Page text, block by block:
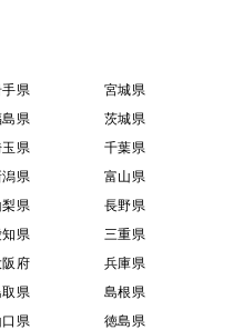
手県
宮城県
島県
茨城県
玉県
千葉県
潟県
富山県
梨県
長野県
知県
三重県
阪府
兵庫県
取県
島根県
口県 徳島県